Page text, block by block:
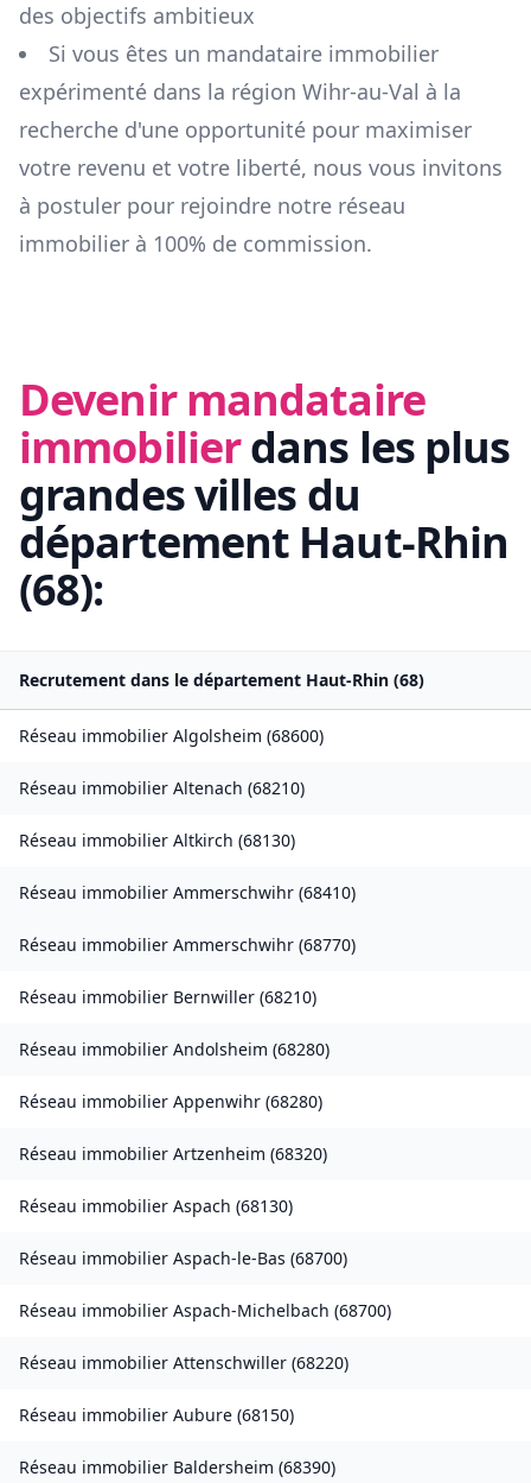
des objectifs ambitieux
Si vous êtes un mandataire immobilier
expérimenté dans la région Wihr-au-Val à la
recherche d'une opportunité pour maximiser
votre revenu et votre liberté, nous vous invitons
à postuler pour rejoindre notre réseau
immobilier à 100% de commission.
Devenir mandataire
immobilierdans les plus
grandes villes du
département Haut-Rhin
(68):
Recrutement dans le département Haut-Rhin (68)
Réseau immobilier Algolsheim (68600)
Réseau immobilier Altenach (68210)
Réseau immobilier Altkirch (68130)
Réseau immobilier Ammerschwihr (68410)
Réseau immobilier Ammerschwihr (68770)
Réseau immobilier Bernwiller (68210)
Réseau immobilier Andolsheim (68280)
Réseau immobilier Appenwihr (68280)
Réseau immobilier Artzenheim (68320)
Réseau immobilier Aspach (68130)
Réseau immobilier Aspach-le-Bas (68700)
Réseau immobilier Aspach-Michelbach (68700)
Réseau immobilier Attenschwiller (68220)
Réseau immobilier Aubure (68150)
Réseau immobilier Baldersheim (68390)